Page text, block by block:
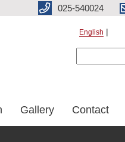
025-540024
English
Gallery Contact